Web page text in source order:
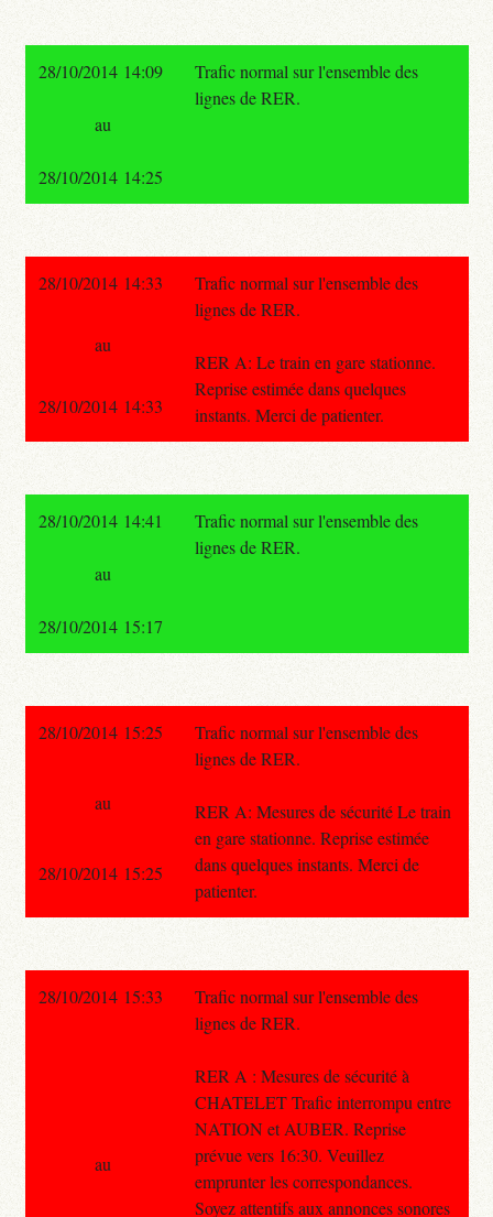
28/10/2014 14:09
Trafic normal sur l'ensemble des
lignes de RER.
au
28/10/2014 14:25
28/10/2014 14:33
Trafic normal sur l'ensemble des
lignes de RER.
RER A: Le train en gare stationne.
Reprise estimée dans quelques
instants. Merci de patienter.
au
28/10/2014 14:33
28/10/2014 14:41
Trafic normal sur l'ensemble des
lignes de RER.
au
28/10/2014 15:17
28/10/2014 15:25
Trafic normal sur l'ensemble des
lignes de RER.
RER A: Mesures de sécurité Le train
en gare stationne. Reprise estimée
dans quelques instants. Merci de
patienter.
au
28/10/2014 15:25
28/10/2014 15:33
Trafic normal sur l'ensemble des
lignes de RER.
RER A : Mesures de sécurité à
CHATELET Trafic interrompu entre
NATION et AUBER. Reprise
prévue vers 16:30. Veuillez
emprunter les correspondances.
Soyez attentifs aux annonces sonores
au